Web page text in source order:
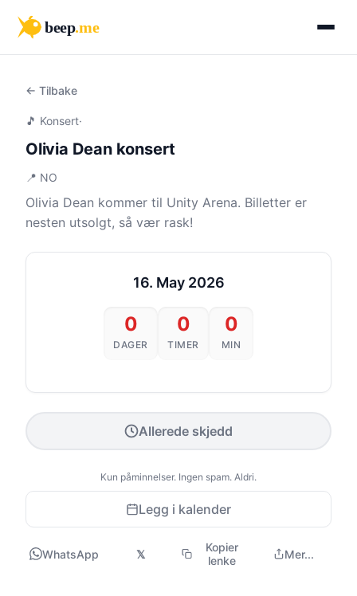
beep.me
← Tilbake
🎵 Konsert·
Olivia Dean konsert
📍 NO
Olivia Dean kommer til Unity Arena. Billetter er
nesten utsolgt, så vær rask!
16. May 2026
0
DAGER
0
TIMER
0
MIN
Allerede skjedd
Kun påminnelser. Ingen spam. Aldri.
Legg i kalender
WhatsApp 𝕏
Kopier
lenke
Mer...